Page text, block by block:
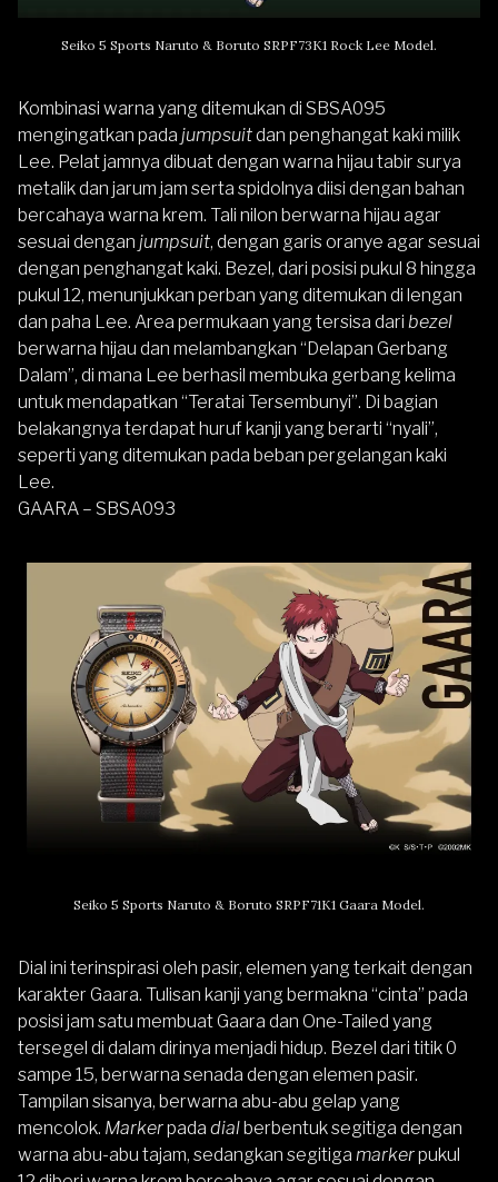
Seiko 5 Sports Naruto & Boruto SRPF73K1 Rock Lee Model.
Kombinasi warna yang ditemukan di SBSA095
mengingatkan pada jumpsuitdan penghangat kaki milik
Lee. Pelat jamnya dibuat dengan warna hijau tabir surya
metalik dan jarum jam serta spidolnya diisi dengan bahan
bercahaya warna krem. Tali nilon berwarna hijau agar
sesuai dengan jumpsuit, dengan garis oranye agar sesuai
dengan penghangat kaki. Bezel, dari posisi pukul 8 hingga
pukul 12, menunjukkan perban yang ditemukan di lengan
dan paha Lee. Area permukaan yang tersisa dari bezel
berwarna hijau dan melambangkan “Delapan Gerbang
Dalam”, di mana Lee berhasil membuka gerbang kelima
untuk mendapatkan “Teratai Tersembunyi”. Di bagian
belakangnya terdapat huruf kanji yang berarti “nyali”,
seperti yang ditemukan pada beban pergelangan kaki
Lee.
GAARA – SBSA093
Seiko 5 Sports Naruto & Boruto SRPF71K1 Gaara Model.
Dial ini terinspirasi oleh pasir, elemen yang terkait dengan
karakter Gaara. Tulisan kanji yang bermakna “cinta” pada
posisi jam satu membuat Gaara dan One-Tailed yang
tersegel di dalam dirinya menjadi hidup. Bezel dari titik 0
sampe 15, berwarna senada dengan elemen pasir.
Tampilan sisanya, berwarna abu-abu gelap yang
mencolok. Markerpada dialberbentuk segitiga dengan
warna abu-abu tajam, sedangkan segitiga markerpukul